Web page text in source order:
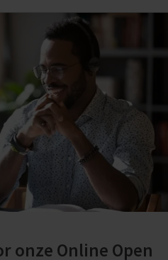
onze Online Open